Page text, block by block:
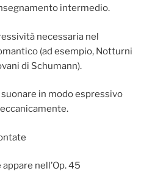
intermedio.
necessaria nel
(ad esempio, Notturni
di Schumann).
in modo espressivo
nell’Op. 45